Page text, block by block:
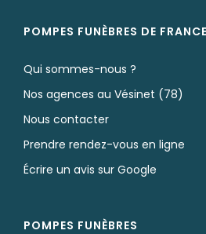
POMPES FUNÈBRES DE
Qui sommes-nous ?
Nos agences au Vésinet (78)
Nous contacter
Prendre rendez-vous en ligne
Écrire un avis sur Google
POMPES FUNÈBRES